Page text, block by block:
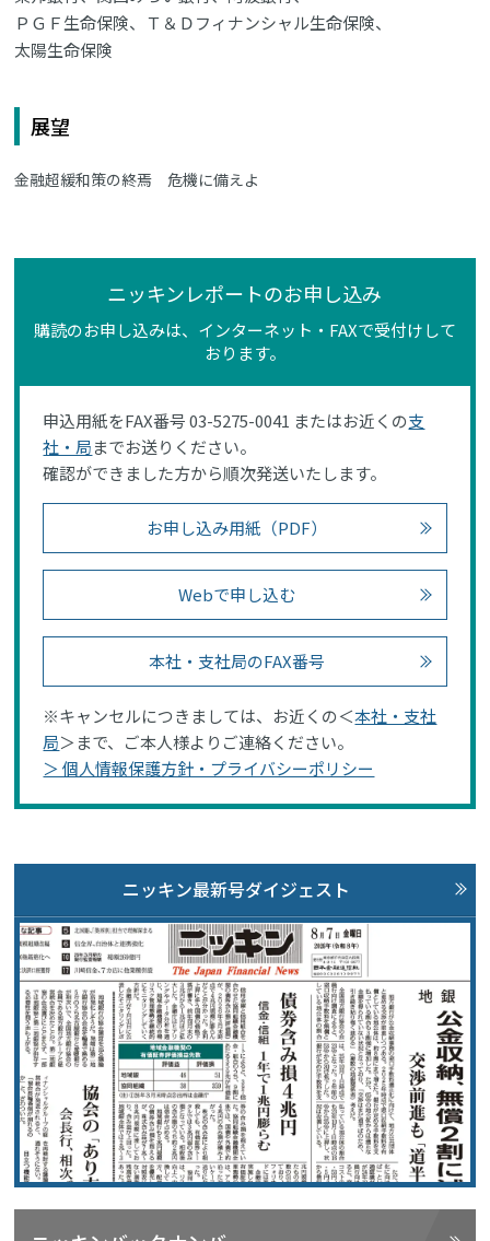
ＰＧＦ生命保険、Ｔ＆Ｄフィナンシャル生命保険、
太陽生命保険
展望
金融超緩和策の終焉 危機に備えよ
ニッキンレポートのお申し込み
購読のお申し込みは、インターネット・FAXで受付けして
おります。
申込用紙をFAX番号 03-5275-0041 またはお近くの支
社・局までお送りください。
確認ができました方から順次発送いたします。
お申し込み用紙（PDF）
Webで申し込む
本社・支社局のFAX番号
※キャンセルにつきましては、お近くの＜本社・支社
局＞まで、ご本人様よりご連絡ください。
＞ 個人情報保護方針・プライバシーポリシー
ニッキン最新号ダイジェスト